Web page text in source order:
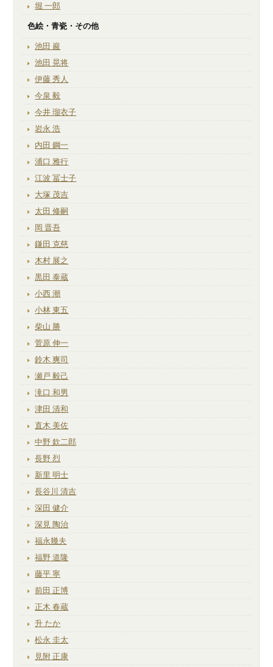
堀 一郎
色絵・青瓷・その他
池田 巖
池田 晃将
伊藤 秀人
今泉 毅
今井 瑠衣子
岩永 浩
内田 鋼一
浦口 雅行
江波 冨士子
大塚 茂吉
太田 修嗣
岡 晋吾
鎌田 克慈
木村 展之
黒田 泰蔵
小西 潮
小林 東五
柴山 勝
菅原 伸一
鈴木 爽司
瀬戸 毅己
滝口 和男
津田 清和
直木 美佐
中野 欽二郎
長野 烈
新里 明士
長谷川 清吉
深田 健介
深見 陶治
福永幾夫
福野 道隆
藤平 寧
前田 正博
正木 春蔵
升 たか
松永 圭太
見附 正康